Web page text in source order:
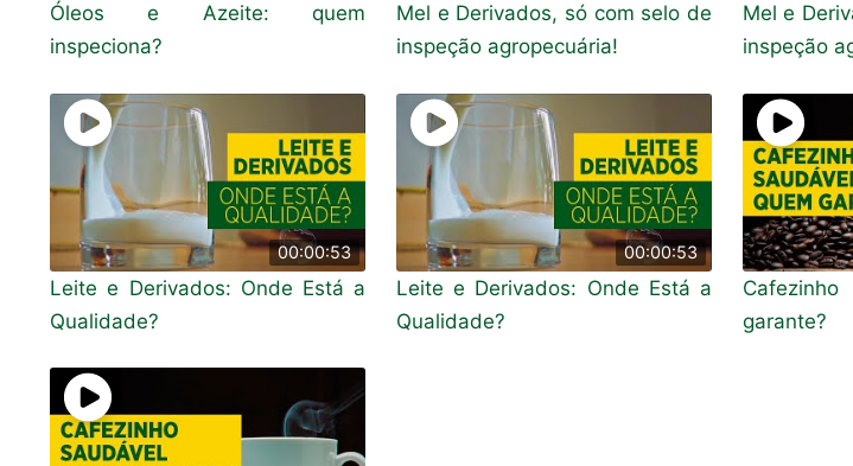
Óleos e Azeite: quem
inspeciona?
Mel e Derivados, só com selo de
inspeção agropecuária!
Mel e
inspeção
00:00:53
Leite e Derivados: Onde Está a
Qualidade?
00:00:53
Leite e Derivados: Onde Está a
Qualidade?
garante?